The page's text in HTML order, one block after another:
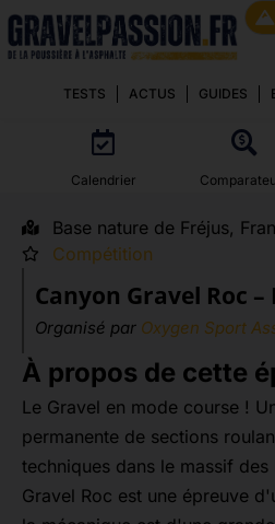
TESTS ACTUS GUIDES
Calendrier
Base nature de Fréjus,
Compétition
Canyon Gravel Roc –
Organisé par Oxygen Sport
À propos de cette
Le Gravel en mode course !
permanente de sections
techniques dans le massif des
Gravel Roc est une épreuve